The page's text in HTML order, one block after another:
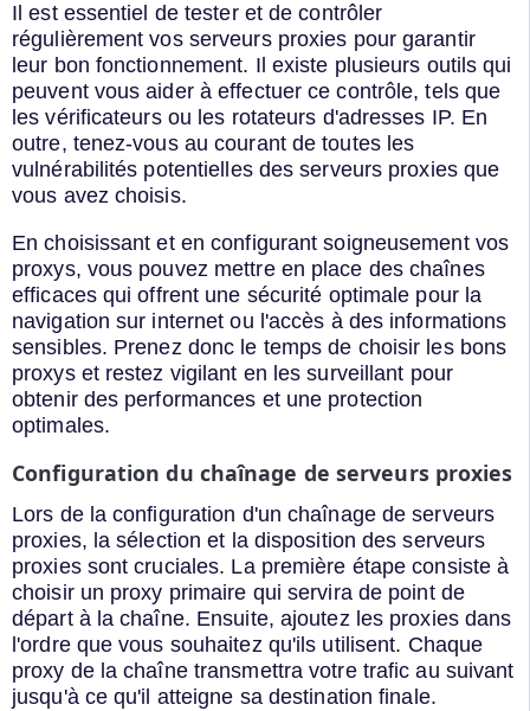
Il est essentiel de tester et de contrôler
régulièrement vos serveurs proxies pour garantir
leur bon fonctionnement. Il existe plusieurs outils qui
peuvent vous aider à effectuer ce contrôle, tels que
les vérificateurs ou les rotateurs d'adresses IP. En
outre, tenez-vous au courant de toutes les
vulnérabilités potentielles des serveurs proxies que
vous avez choisis.
En choisissant et en configurant soigneusement vos
proxys, vous pouvez mettre en place des chaînes
efficaces qui offrent une sécurité optimale pour la
navigation sur internet ou l'accès à des informations
sensibles. Prenez donc le temps de choisir les bons
proxys et restez vigilant en les surveillant pour
obtenir des performances et une protection
optimales.
Configuration du chaînage de serveurs proxies
Lors de la configuration d'un chaînage de serveurs
proxies, la sélection et la disposition des serveurs
proxies sont cruciales. La première étape consiste à
choisir un proxy primaire qui servira de point de
départ à la chaîne. Ensuite, ajoutez les proxies dans
l'ordre que vous souhaitez qu'ils utilisent. Chaque
proxy de la chaîne transmettra votre trafic au suivant
jusqu'à ce qu'il atteigne sa destination finale.